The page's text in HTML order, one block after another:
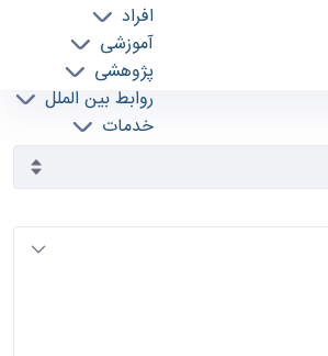
افراد
آموزشی
پژوهشی
روابط بین الملل
خدمات